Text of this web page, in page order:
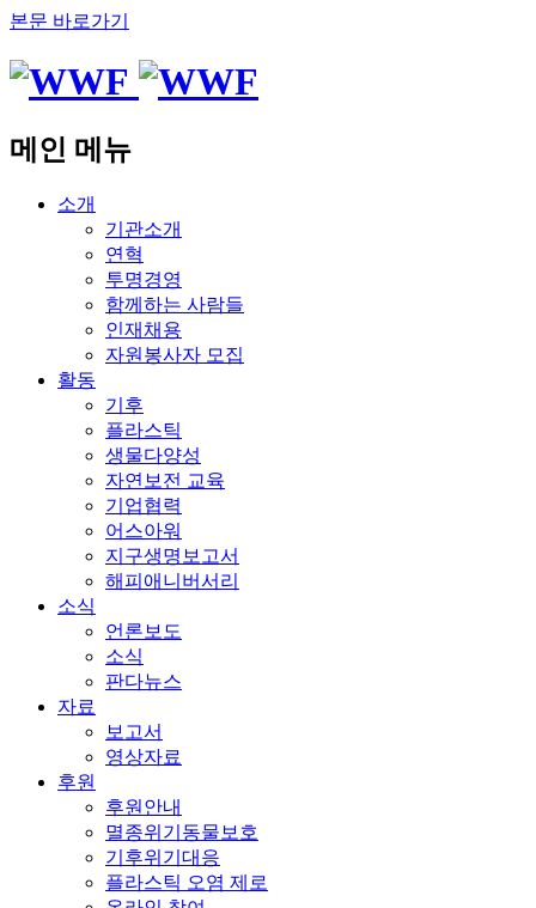
본문 바로가기
메인 메뉴
소개
기관소개
연혁
투명경영
함께하는 사람들
인재채용
자원봉사자 모집
활동
기후
플라스틱
생물다양성
자연보전 교육
기업협력
어스아워
지구생명보고서
해피애니버서리
소식
언론보도
소식
판다뉴스
자료
보고서
영상자료
후원
후원안내
멸종위기동물보호
기후위기대응
플라스틱 오염 제로